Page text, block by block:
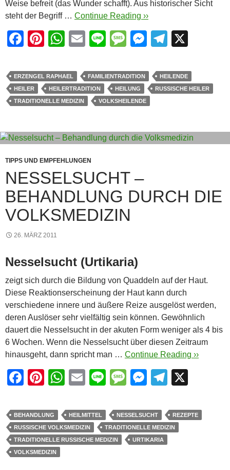
Weise befreit (das Wunder schafft). Aus historischer Sicht
steht der Begriff … Continue Reading ››
F
c
e
b
o
k
Pi
er
e
st
W
at
s
A
p
E
ail
Li
e
M
ss
a
g
M
ss
e
n
er
T
e
gr
ERZENGEL RAPHAEL FAMILIENTRADITION
HEILENDE
HEILER
HEILERTRADITION HEILUNG
RUSSISCHE HEILER
TRADITIONELLE MEDIZIN
VOLKSHEILENDE
TIPPS UND EMPFEHLUNGEN
NESSELSUCHT –
BEHANDLUNG DURCH DIE
VOLKSMEDIZIN
26. MÄRZ 2011
Nesselsucht (Urtikaria)
zeigt sich durch die Bildung von Quaddeln auf der Haut.
Diese Reaktionserscheinung der Haut kann durch
verschiedene innere und äußere Reize ausgelöst werden,
deren Auslöser sehr vielfältig sein können. Gewöhnlich
dauert die Nesselsucht in der akuten Form weniger als 4 bis
6 Wochen. Wenn die Nesselsucht über diesen Zeitraum
hinausgeht, dann spricht man … Continue Reading ››
F
c
e
b
o
Pi
er
e
st
W
at
s
A
E
ail
Li
e
M
ss
a
g
M
ss
e
n
T
e
gr
BEHANDLUNG HEILMITTEL NESSELSUCHT
REZEPTE
RUSSISCHE VOLKSMEDIZIN
TRADITIONELLE MEDIZIN
TRADITIONELLE RUSSISCHE MEDIZIN
URTIKARIA
VOLKSMEDIZIN